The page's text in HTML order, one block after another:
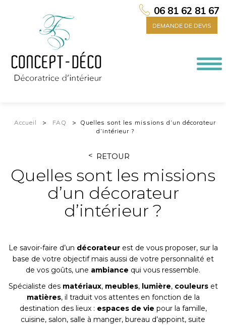
06 81 62 81 67
DEMANDE DE DEVIS
Accueil FAQ
Quelles sont les missions d’un décorateur
d’intérieur ?
RETOUR
Quelles sont les missions
d’un décorateur
d’intérieur ?
Le savoir-faire d’un décorateurest de vous proposer, sur la
base de votre objectif mais aussi de votre personnalité et
de vos goûts, une ambiance qui vous ressemble.
Spécialiste desmatériaux, meubles,lumière,couleurset
matières, il traduit vos attentes en fonction de la
destination des lieux : espaces de vie pour la famille,
cuisine, salon, salle à manger, bureau d’appoint, suite